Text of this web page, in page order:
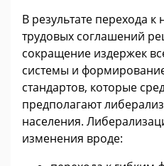
В результате перехода
трудовых соглашений
сокращение издержек
системы и
стандартов, которые
предполагают
населения.
изменения вроде: